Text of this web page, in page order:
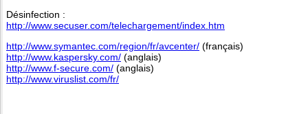
Désinfection :
http://www.secuser.com/telechargement/index.htm
http://www.symantec.com/region/fr/avcenter/ (français)
http://www.kaspersky.com/ (anglais)
http://www.f-secure.com/ (anglais)
http://www.viruslist.com/fr/